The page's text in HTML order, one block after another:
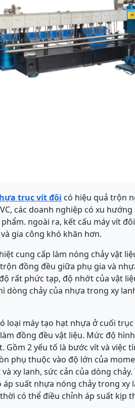
trục vít đôi có hiệu quả trộn
các doanh nghiệp có xu
ngoài ra, kết cấu máy vít
gia công khó khăn hơn.
cung cấp làm nóng chảy vật
đồng đều giữa phụ gia và
rất phức tạp, độ nhớt của vật
dòng chảy của nhựa trong xy
loại máy tạo hạt nhựa ở cuối
đồng đều vật liệu. Mức độ
Gồm 2 yếu tố là bước vít và việc
phụ thuộc vào độ lớn của
xy lanh, sức cản của dòng
suất nhựa nóng chảy trong
có thể điều chỉnh áp suất kịp